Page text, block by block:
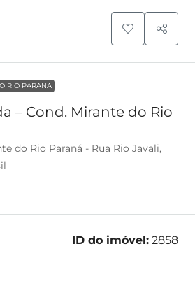
RIO PARANÁ
– Cond. Mirante do Rio
do Rio Paraná - Rua Rio Javali,
ID do imóvel: 2858